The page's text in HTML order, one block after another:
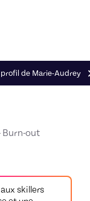
Audrey, Skiller en
profil de Marie-Audrey
Burn-out
skillers